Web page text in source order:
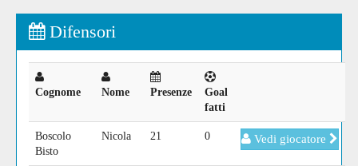
Difensori
Cognome Nome Presenze
Goal
fatti
Boscolo
Bisto
Nicola 21 0 Vedi giocatore